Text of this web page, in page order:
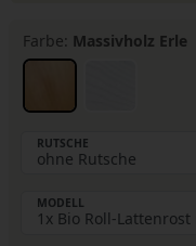
Farbe: Massivholz Erle
RUTSCHE
MODELL